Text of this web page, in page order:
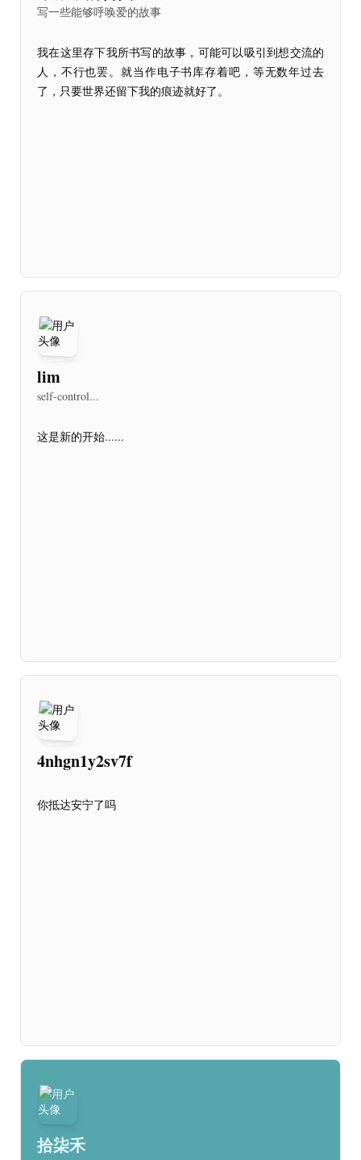
写一些能够呼唤爱的故事
我在这里存下我所书写的故事，可能可以吸引到想交流的
人，不行也罢。就当作电子书库存着吧，等无数年过去
了，只要世界还留下我的痕迹就好了。
lim
self-control...
这是新的开始......
4nhgn1y2sv7f
你抵达安宁了吗
拾柒禾